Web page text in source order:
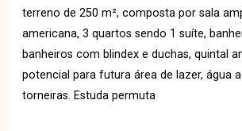
terreno de 250 m², composta por sala
americana, 3 quartos sendo 1 suíte,
banheiros com blindex e duchas, quintal
potencial para futura área de lazer, água
torneiras. Estuda permuta